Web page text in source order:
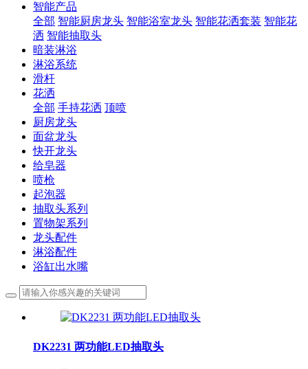
智能产品
全部 智能厨房龙头 智能浴室龙头 智能花洒套装 智能花
洒 智能抽取头
暗装淋浴
淋浴系统
滑杆
花洒
全部 手持花洒 顶喷
厨房龙头
面盆龙头
快开龙头
给皂器
喷枪
起泡器
抽取头系列
置物架系列
龙头配件
淋浴配件
浴缸出水嘴
DK2231 两功能LED抽取头